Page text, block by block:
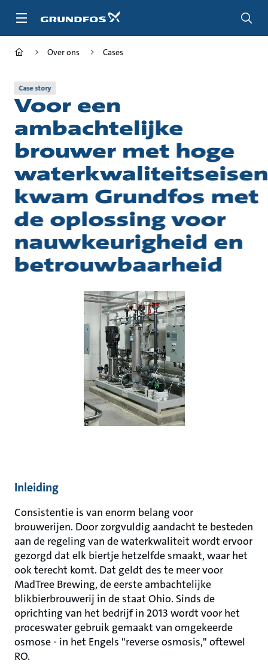
naar
Over ons Cases
Case story
Voor een
ambachtelijke
brouwer met hoge
waterkwaliteitseisen
kwam Grundfos met
de oplossing voor
nauwkeurigheid en
betrouwbaarheid
Inleiding
Consistentie is van enorm belang voor
brouwerijen. Door zorgvuldig aandacht te besteden
aan de regeling van de waterkwaliteit wordt ervoor
gezorgd dat elk biertje hetzelfde smaakt, waar het
ook terecht komt. Dat geldt des te meer voor
MadTree Brewing, de eerste ambachtelijke
blikbierbrouwerij in de staat Ohio. Sinds de
oprichting van het bedrijf in 2013 wordt voor het
proceswater gebruik gemaakt van omgekeerde
osmose - in het Engels "reverse osmosis," oftewel
RO.